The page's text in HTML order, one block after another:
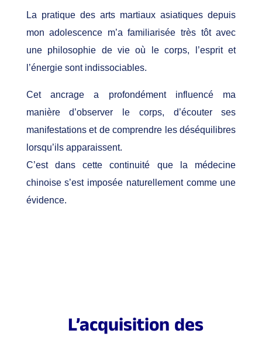
La pratique des arts martiaux asiatiques depuis
mon adolescence m’a familiarisée très tôt avec
une philosophie de vie où le corps, l’esprit et
l’énergie sont indissociables.
Cet ancrage a profondément influencé ma
manière d’observer le corps, d’écouter ses
manifestations et de comprendre les déséquilibres
lorsqu’ils apparaissent.
C’est dans cette continuité que la médecine
chinoise s’est imposée naturellement comme une
évidence.
L’acquisition des